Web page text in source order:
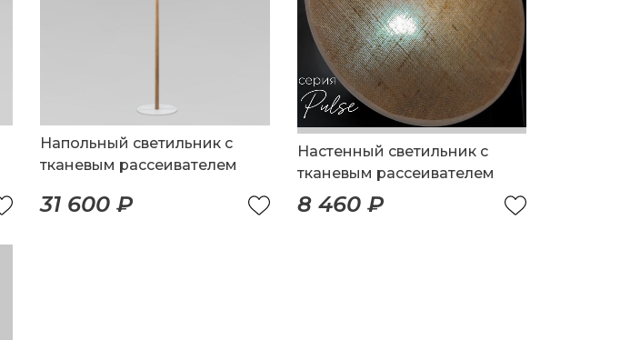
Напольный светильник с
тканевым рассеивателем
31 600 ₽
Настенный светильник с
тканевым рассеивателем
8 460 ₽